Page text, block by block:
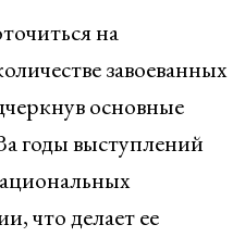
на
завоеванных
основные
годы выступлений
что делает ее